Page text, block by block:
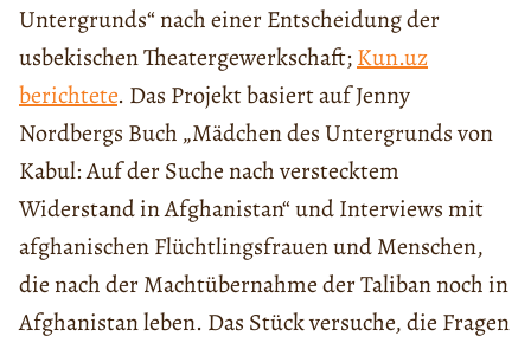
Untergrunds“ nach einer Entscheidung der
usbekischen Theatergewerkschaft;Kun.uz
berichtete. Das Projekt basiert auf Jenny
Nordbergs Buch „Mädchen des Untergrunds von
Kabul: Auf der Suche nach verstecktem
Widerstand in Afghanistan“ und Interviews mit
afghanischen Flüchtlingsfrauen und Menschen,
die nach der Machtübernahme der Taliban noch in
Afghanistan leben. Das Stück versuche, die Fragen